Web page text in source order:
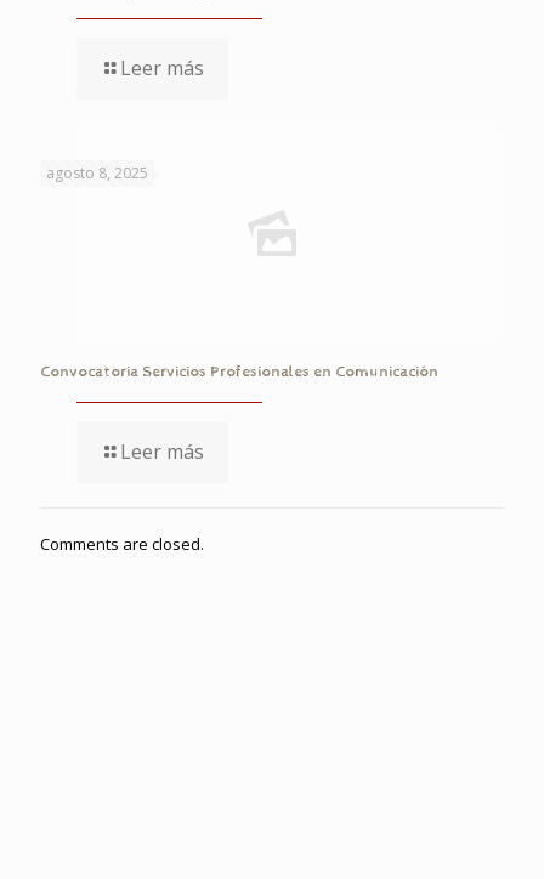
Leer más
agosto 8, 2025
Convocatoria Servicios Profesionales en Comunicación
Leer más
Comments are closed.